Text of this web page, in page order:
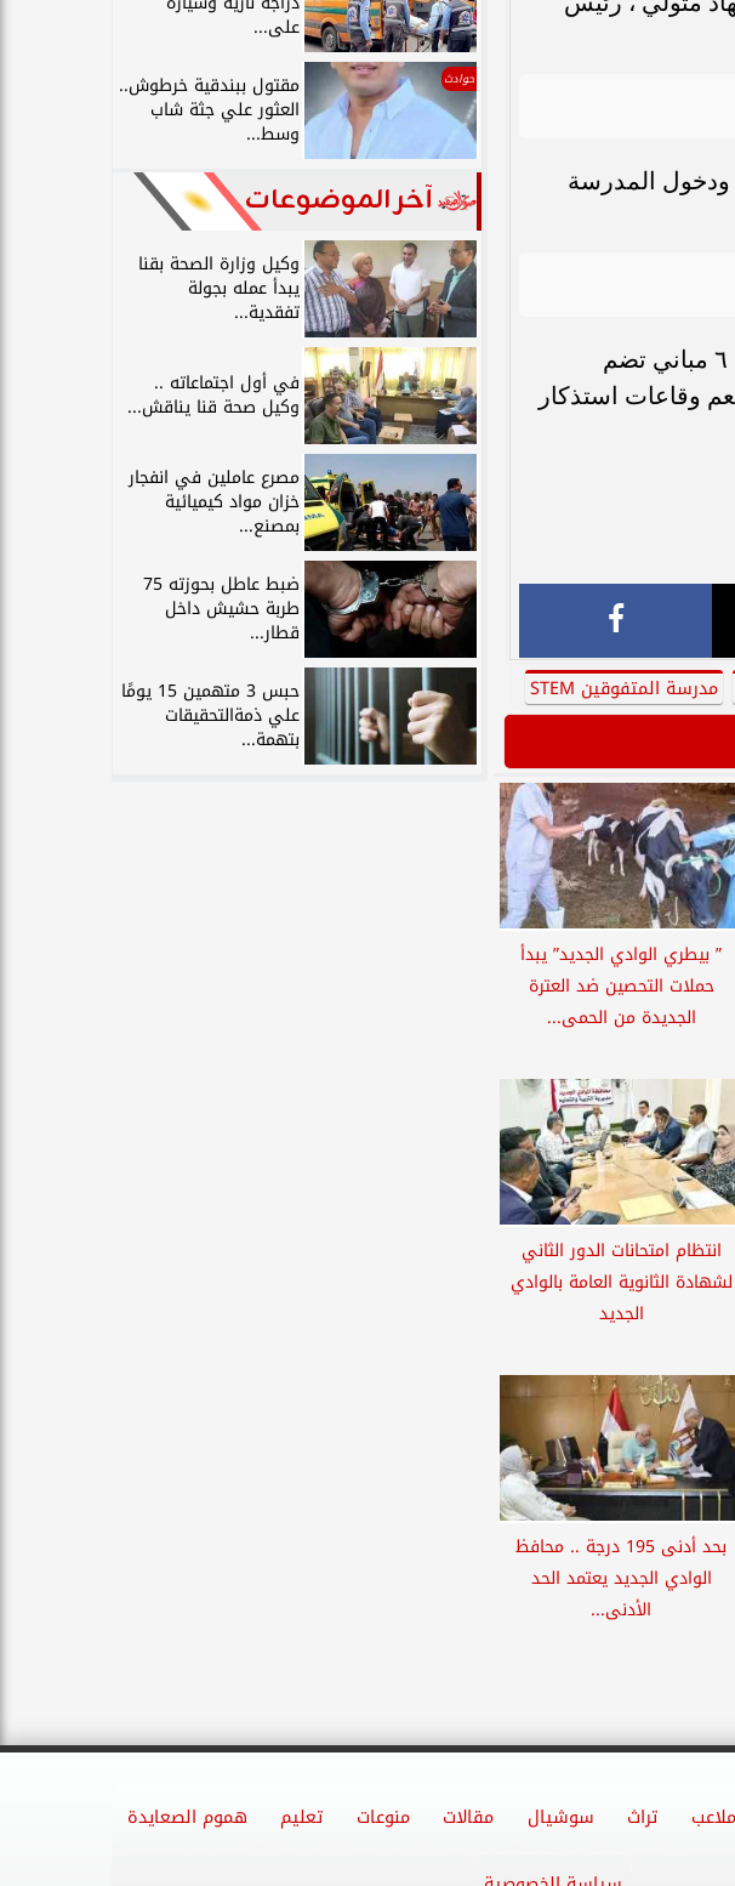
ودخول المدرسة
من جانبه، أوضح الزملوط أن المدرسة تُقام على مساحة ٩٦٩٠م٢ وتتكون من ٦ مباني تضم
والبنات و١٢ معمل متنوع ومطعم وقاعات استذكار
مدرسة المتفوقين STEM
” بيطري الوادي الجديد” يبدأ
حملات التحصين ضد العترة
الجديدة من الحمى...
انتظام امتحانات الدور الثاني
لشهادة الثانوية العامة بالوادي
الجديد
بحد أدنى 195 درجة .. محافظ
الوادي الجديد يعتمد الحد
الأدنى...
على...
حوادث مقتول ببندقية خرطوش..
العثور علي جثة شاب
وسط...
آخر الموضوعات
وكيل وزارة الصحة بقنا
يبدأ عمله بجولة
تفقدية...
في أول اجتماعاته ..
وكيل صحة قنا يناقش...
مصرع عاملين في انفجار
خزان مواد كيميائية
بمصنع...
ضبط عاطل بحوزته 75
طربة حشيش داخل
قطار...
حبس 3 متهمين 15 يومًا
علي ذمةالتحقيقات
بتهمة...
ملاعب تراث سوشيال مقالات منوعات تعليم هموم الصعايدة